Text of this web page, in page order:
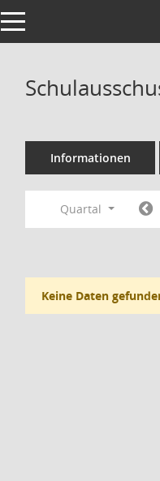
Toggle navigation
Informationen
Quartal
Keine Daten